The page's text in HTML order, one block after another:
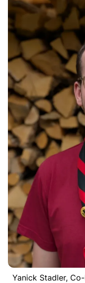
Yanick Stadler,